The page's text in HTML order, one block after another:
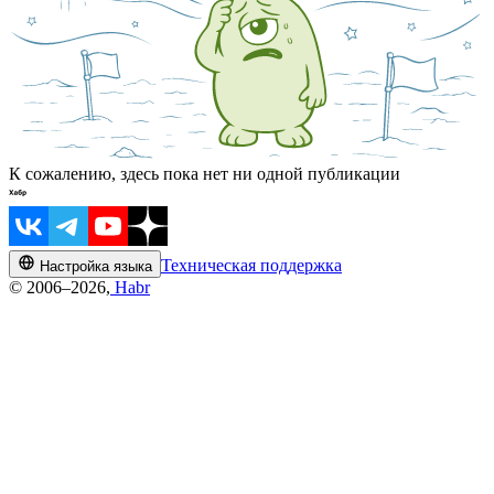
К сожалению, здесь пока нет ни одной публикации
Настройка языка Техническая поддержка
© 2006–2026, Habr